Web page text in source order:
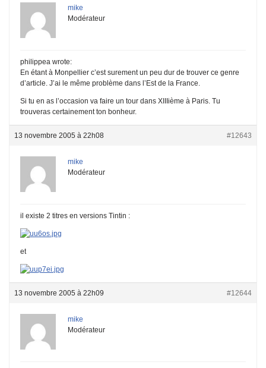
mike
Modérateur
philippea wrote:
En étant à Monpellier c’est surement un peu dur de trouver ce genre
d’article. J’ai le même problème dans l’Est de la France.
Si tu en as l’occasion va faire un tour dans XIIIième à Paris. Tu
trouveras certainement ton bonheur.
13 novembre 2005 à 22h08 #12643
mike
Modérateur
il existe 2 titres en versions Tintin :
et
13 novembre 2005 à 22h09 #12644
mike
Modérateur